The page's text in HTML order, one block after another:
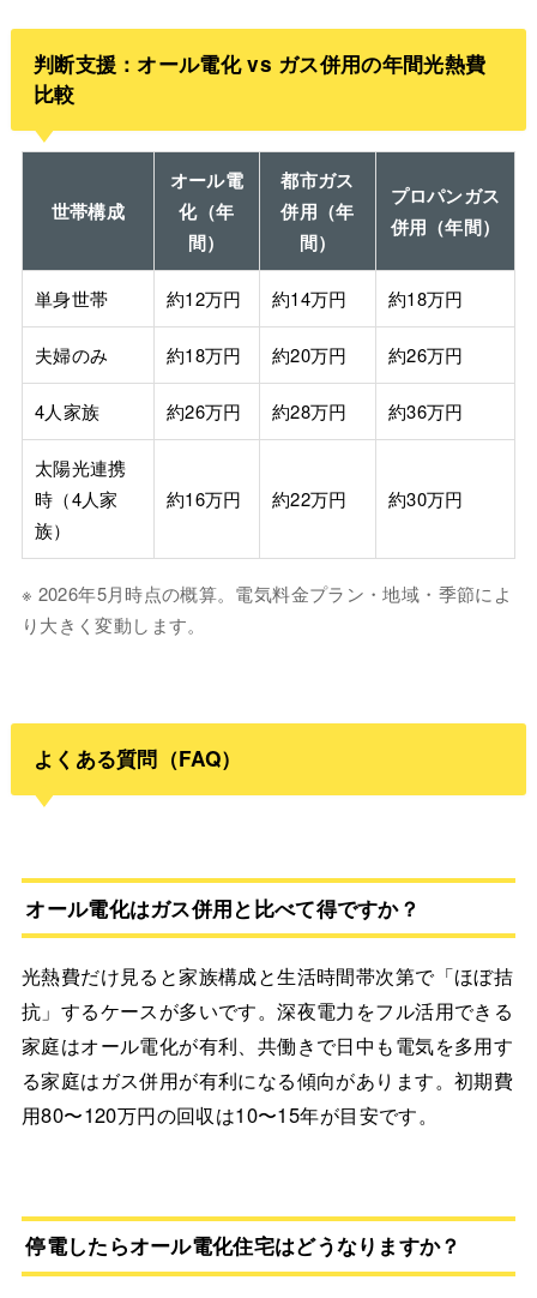
判断支援：オール電化 vs ガス併用の年間光熱費
比較
世帯構成
オール電
化（年
間）
都市ガス
併用（年
間）
プロパンガス
併用（年間）
単身世帯 約12万円 約14万円 約18万円
夫婦のみ 約18万円 約20万円 約26万円
4人家族 約26万円 約28万円 約36万円
太陽光連携
時（4人家
族）
約16万円 約22万円 約30万円
※ 2026年5月時点の概算。電気料金プラン・地域・季節によ
り大きく変動します。
よくある質問（FAQ）
オール電化はガス併用と比べて得ですか？
光熱費だけ見ると家族構成と生活時間帯次第で「ほぼ拮
抗」するケースが多いです。深夜電力をフル活用できる
家庭はオール電化が有利、共働きで日中も電気を多用す
る家庭はガス併用が有利になる傾向があります。初期費
用80〜120万円の回収は10〜15年が目安です。
停電したらオール電化住宅はどうなりますか？